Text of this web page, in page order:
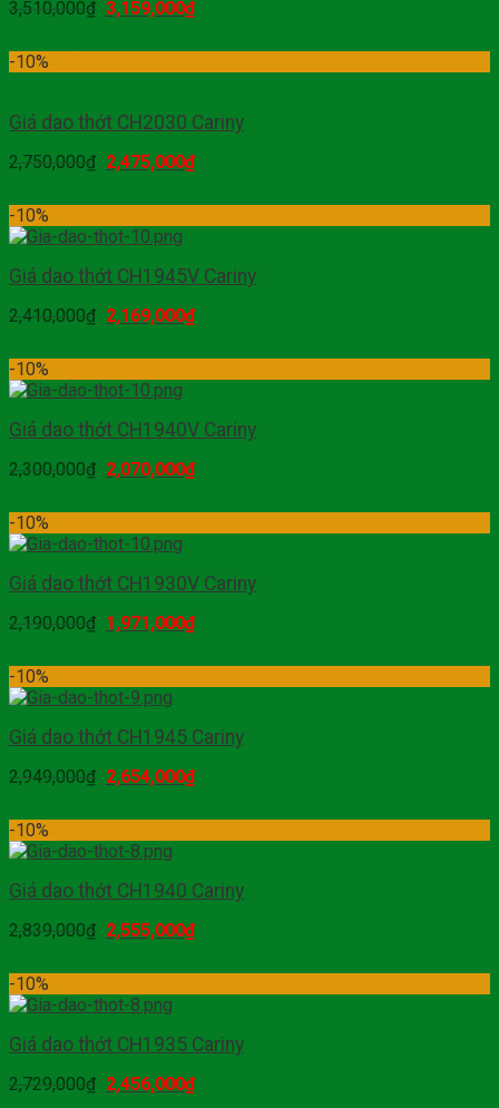
3,510,000₫ 3,159,000₫
-10%
Giá dao thớt CH2030 Cariny
2,750,000₫ 2,475,000₫
-10%
Giá dao thớt CH1945V Cariny
2,410,000₫ 2,169,000₫
-10%
Giá dao thớt CH1940V Cariny
2,300,000₫ 2,070,000₫
-10%
Giá dao thớt CH1930V Cariny
2,190,000₫ 1,971,000₫
-10%
Giá dao thớt CH1945 Cariny
2,949,000₫ 2,654,000₫
-10%
Giá dao thớt CH1940 Cariny
2,839,000₫ 2,555,000₫
-10%
Giá dao thớt CH1935 Cariny
2,729,000₫ 2,456,000₫